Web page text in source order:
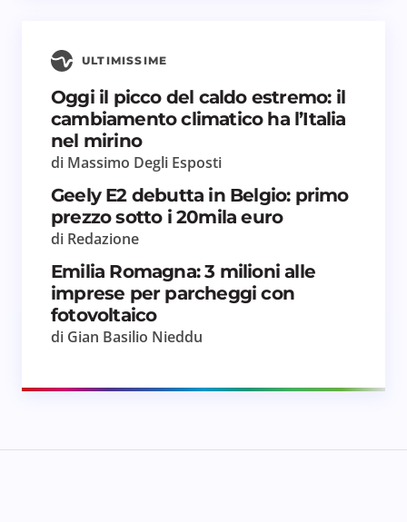
ULTIMISSIME
Oggi il picco del caldo estremo: il
cambiamento climatico ha l’Italia
nel mirino
di Massimo Degli Esposti
Geely E2 debutta in Belgio: primo
prezzo sotto i 20mila euro
di Redazione
Emilia Romagna: 3 milioni alle
imprese per parcheggi con
fotovoltaico
di Gian Basilio Nieddu